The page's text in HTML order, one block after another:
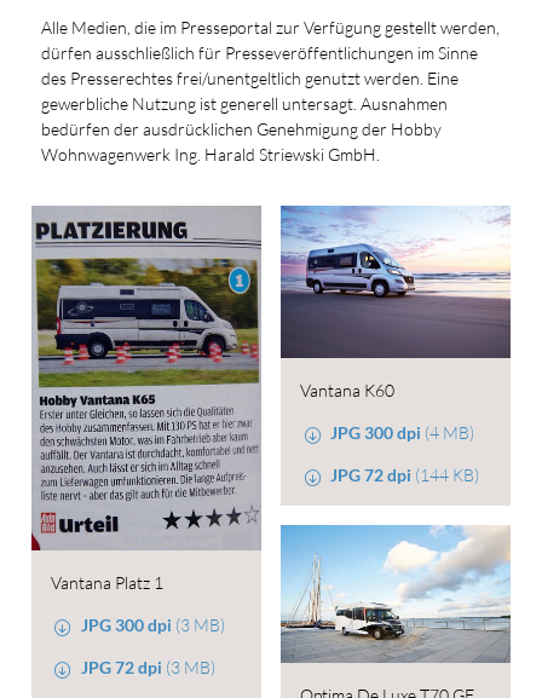
Alle Medien, die im Presseportal zur Verfügung gestellt werden,
dürfen ausschließlich für Presseveröffentlichungen im Sinne
des Presserechtes frei/unentgeltlich genutzt werden. Eine
gewerbliche Nutzung ist generell untersagt. Ausnahmen
bedürfen der ausdrücklichen Genehmigung der Hobby
Wohnwagenwerk Ing. Harald Striewski GmbH.
Vantana Platz 1
JPG 300 dpi (3 MB)
JPG 72 dpi (3 MB)
Vantana K60
JPG 300 dpi (4 MB)
JPG 72 dpi (144 KB)